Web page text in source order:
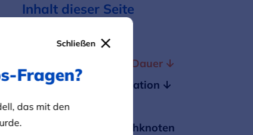
Inhalt dieser Seite
Wichtiges in Kürze
Planung, Ablauf und Dauer
Brusterhaltende Operation
Mastektomie
Entfernung von Lymphknoten
Schließen
Fragen?
das mit den